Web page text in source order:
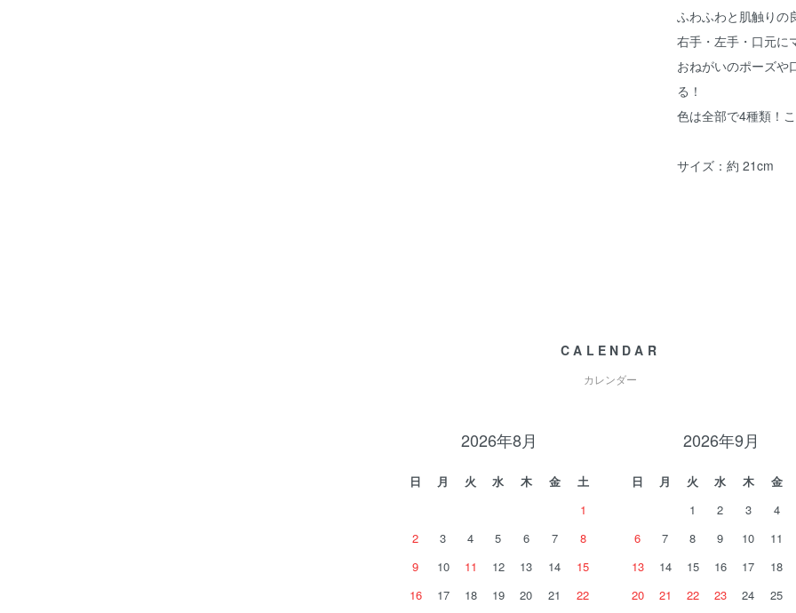
ふわふわと肌触りの
右手・左手・口元に
おねがいのポーズや
る！
色は全部で4種類！
サイズ：約 21cm
CALENDAR
カレンダー
2026年8月
日 月 火 水 木 金
土
1
2
3 4 5 6 7
8
9
10 11 12 13 14
15
16
17 18 19 20 21
22
2026年9月
日 月 火 水 木 金
1
2 3 4
6
7 8 9 10 11
13
14 15 16 17 18
20
21 22 23 24 25